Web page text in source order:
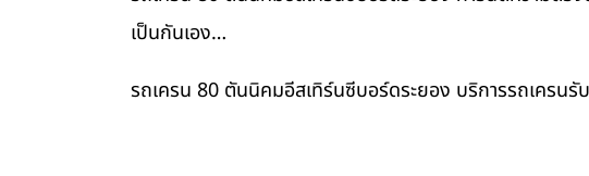
เป็นกันเอง…
รถเครน 80 ตันนิคมอีสเทิร์นซีบอร์ดระยอง บริการรถเครน